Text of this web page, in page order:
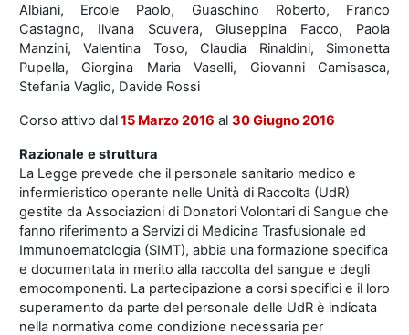
Albiani, Ercole Paolo, Guaschino Roberto, Franco
Castagno, Ilvana Scuvera, Giuseppina Facco, Paola
Manzini, Valentina Toso, Claudia Rinaldini, Simonetta
Pupella, Giorgina Maria Vaselli, Giovanni Camisasca,
Stefania Vaglio, Davide Rossi
Corso attivo dal15 Marzo 2016 al 30 Giugno 2016
Razionale e struttura
La Legge prevede che il personale sanitario medico e
infermieristico operante nelle Unità di Raccolta (UdR)
gestite da Associazioni di Donatori Volontari di Sangue che
fanno riferimento a Servizi di Medicina Trasfusionale ed
Immunoematologia (SIMT), abbia una formazione specifica
e documentata in merito alla raccolta del sangue e degli
emocomponenti. La partecipazione a corsi specifici e il loro
superamento da parte del personale delle UdR è indicata
nella normativa come condizione necessaria per